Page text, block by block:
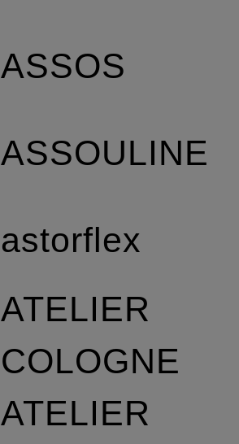
ASSOS
ASSOULINE
astorflex
ATELIER
COLOGNE
ATELIER